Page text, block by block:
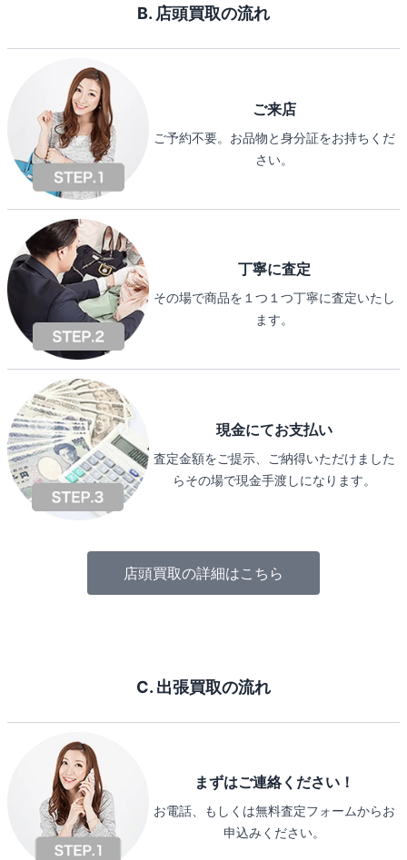
B. 店頭買取の流れ
ご来店
ご予約不要。お品物と身分証をお持ちくだ
さい。
丁寧に査定
その場で商品を１つ１つ丁寧に査定いたし
ます。
現金にてお支払い
査定金額をご提示、ご納得いただけました
らその場で現金手渡しになります。
店頭買取の詳細はこちら
C. 出張買取の流れ
まずはご連絡ください！
お電話、もしくは無料査定フォームからお
申込みください。